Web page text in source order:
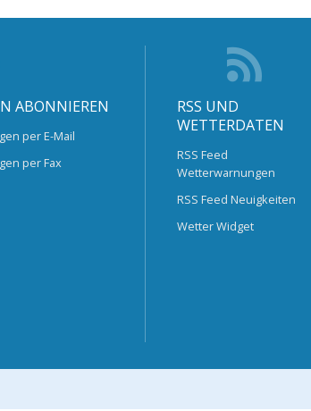
ABONNIEREN
per E-Mail
per Fax
RSS UND
WETTERDATEN
RSS Feed
Wetterwarnungen
RSS Feed Neuigkeiten
Wetter Widget